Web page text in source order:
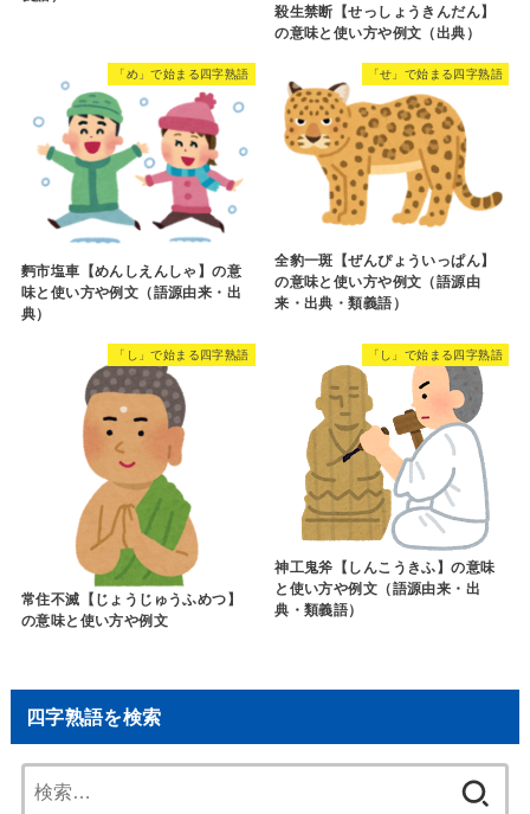
殺生禁断【せっしょうきんだん】
の意味と使い方や例文（出典）
「め」で始まる四字熟語
麪市塩車【めんしえんしゃ】の意
味と使い方や例文（語源由来・出
典）
「せ」で始まる四字熟語
全豹一斑【ぜんぴょういっぱん】
の意味と使い方や例文（語源由
来・出典・類義語）
「し」で始まる四字熟語
常住不滅【じょうじゅうふめつ】
の意味と使い方や例文
「し」で始まる四字熟語
神工鬼斧【しんこうきふ】の意味
と使い方や例文（語源由来・出
典・類義語）
四字熟語を検索